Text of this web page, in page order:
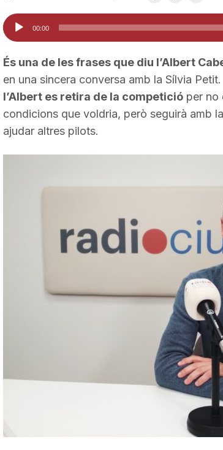
a
d
T
g
Reproductor
d'àudio
00:00
És una de les frases que diu l’Albert
en una sincera conversa amb la Sílvia Petit.
l’Albert es retira de la competicióper no
condicions que voldria, però seguirà amb
ajudar altres pilots.